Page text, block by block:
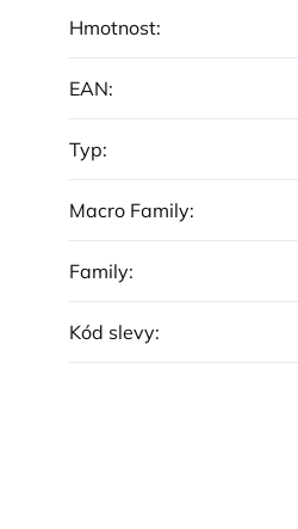
Hmotnost:
EAN:
Typ:
Macro Family:
Family:
Kód slevy: